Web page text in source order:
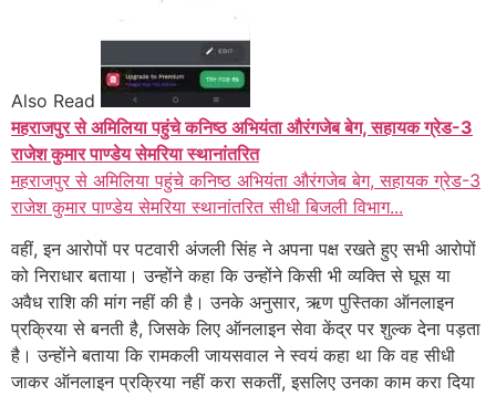
Also Read
महराजपुर से अमिलिया पहुंचे कनिष्ठ अभियंता औरंगजेब बेग, सहायक ग्रेड-3
राजेश कुमार पाण्डेय सेमरिया स्थानांतरित
महराजपुर से अमिलिया पहुंचे कनिष्ठ अभियंता औरंगजेब बेग, सहायक ग्रेड-3
राजेश कुमार पाण्डेय सेमरिया स्थानांतरित सीधी बिजली विभाग...
वहीं, इन आरोपों पर पटवारी अंजली सिंह ने अपना पक्ष रखते हुए सभी आरोपों
को निराधार बताया। उन्होंने कहा कि उन्होंने किसी भी व्यक्ति से घूस या
अवैध राशि की मांग नहीं की है। उनके अनुसार, ऋण पुस्तिका ऑनलाइन
प्रक्रिया से बनती है, जिसके लिए ऑनलाइन सेवा केंद्र पर शुल्क देना पड़ता
है। उन्होंने बताया कि रामकली जायसवाल ने स्वयं कहा था कि वह सीधी
जाकर ऑनलाइन प्रक्रिया नहीं करा सकतीं, इसलिए उनका काम करा दिया